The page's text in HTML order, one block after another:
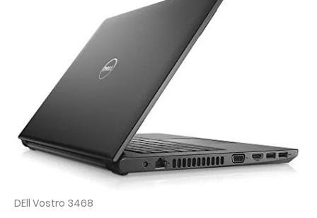
DEll Vostro 3468